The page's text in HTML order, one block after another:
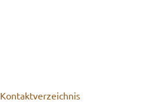
Kontaktverzeichnis